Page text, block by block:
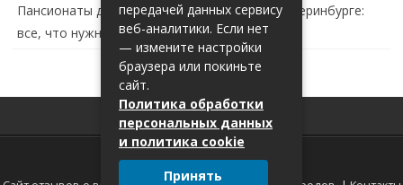
Пансионаты для пожилых с деменцией в Екатеринбурге:
все, что нужно знать
передачей данных сервису
веб-аналитики. Если нет
— измените настройки
браузера или покиньте
сайт.
Политика обработки
персональных данных
и политика cookie
Принять